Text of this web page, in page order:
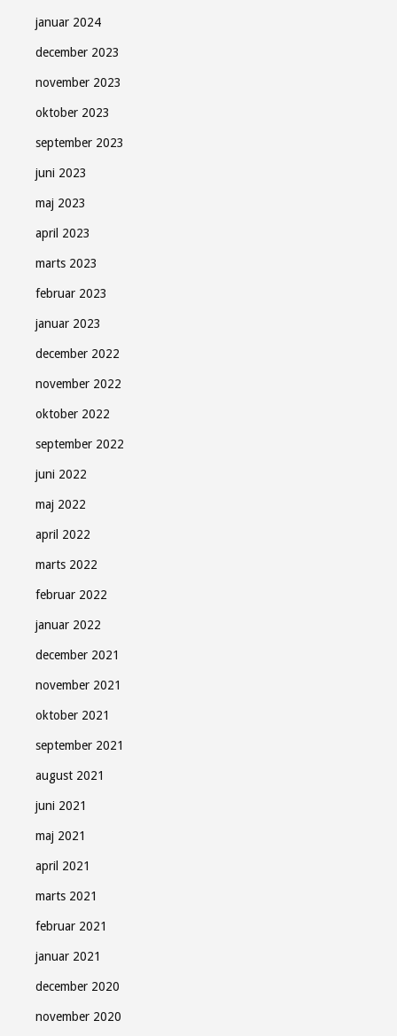
januar 2024
december 2023
november 2023
oktober 2023
september 2023
juni 2023
maj 2023
april 2023
marts 2023
februar 2023
januar 2023
december 2022
november 2022
oktober 2022
september 2022
juni 2022
maj 2022
april 2022
marts 2022
februar 2022
januar 2022
december 2021
november 2021
oktober 2021
september 2021
august 2021
juni 2021
maj 2021
april 2021
marts 2021
februar 2021
januar 2021
december 2020
november 2020